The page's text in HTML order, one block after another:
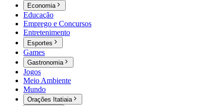
Economia
Educação
Emprego e Concursos
Entretenimento
Esportes
Games
Gastronomia
Jogos
Meio Ambiente
Mundo
Orações Itatiaia